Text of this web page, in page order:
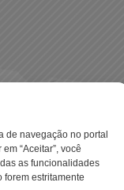
de navegação no portal
“Aceitar”, você
as funcionalidades
forem estritamente